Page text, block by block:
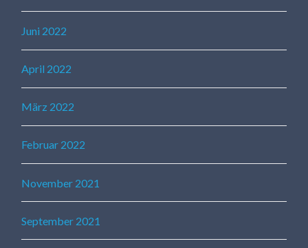
Juni 2022
April 2022
März 2022
Februar 2022
November 2021
September 2021